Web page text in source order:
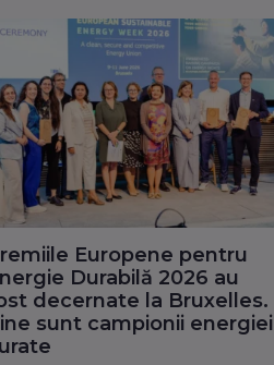
Europene pentru
Durabilă 2026 au
decernate la Bruxelles.
sunt campionii energiei